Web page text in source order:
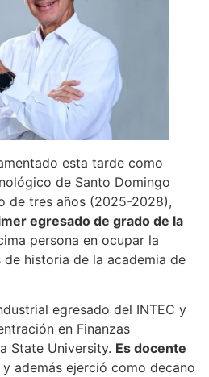
esta tarde como
de Santo Domingo
de tres años (2025-2028),
egresado de grado de la
persona en ocupar la
historia de la academia de
egresado del INTEC y
en Finanzas
State University. Es docente
y además ejerció como decano